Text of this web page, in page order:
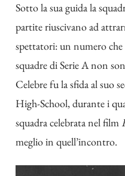
Sotto la sua guida la
partite riuscivano ad
spettatori: un numero
squadre di Serie A non
Celebre fu la sfida al suo
High-School, durante i
squadra celebrata nel film
meglio in quell’incontro.